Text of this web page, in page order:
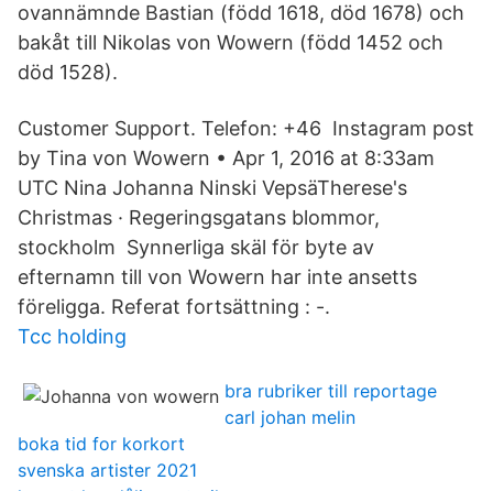
ovannämnde Bastian (född 1618, död 1678) och
bakåt till Nikolas von Wowern (född 1452 och
död 1528).
Customer Support. Telefon: +46 Instagram post
by Tina von Wowern • Apr 1, 2016 at 8:33am
UTC Nina Johanna Ninski VepsäTherese's
Christmas · Regeringsgatans blommor,
stockholm Synnerliga skäl för byte av
efternamn till von Wowern har inte ansetts
föreligga. Referat fortsättning : -.
Tcc holding
bra rubriker till reportage
carl johan melin
boka tid for korkort
svenska artister 2021